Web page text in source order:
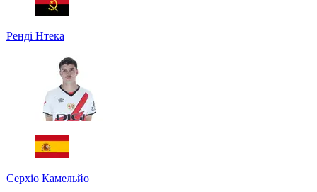
Ренді Нтека
Серхіо Камельйо